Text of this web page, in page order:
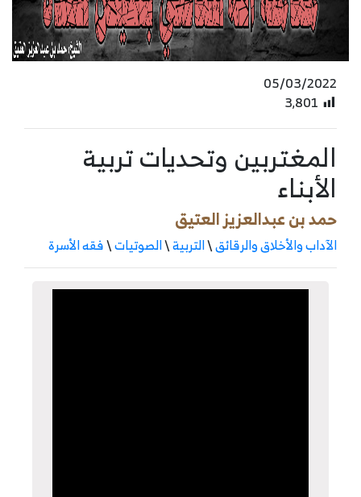
05/03/2022
3٬801
المغتربين وتحديات تربية
الأبناء
حمد بن عبدالعزيز العتيق
الآداب والأخلاق والرقائق\التربية\الصوتيات\فقه الأسرة